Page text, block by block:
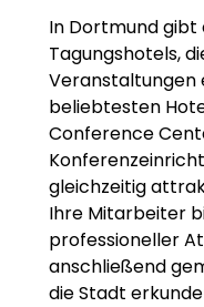
In Dortmund gibt
Tagungshotels,
Veranstaltungen
beliebtesten
Conference
gleichzeitig
Ihre Mitarbeiter
professioneller
anschließend
die Stadt